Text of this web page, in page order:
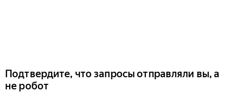
Подтвердите, что запросы отправляли вы, а
не робот